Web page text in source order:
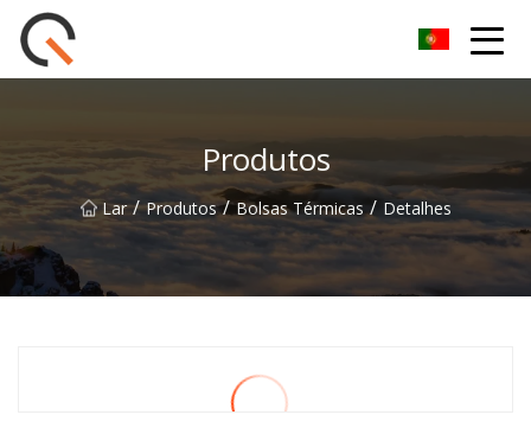
Produtos
Lar / Produtos / Bolsas Térmicas / Detalhes